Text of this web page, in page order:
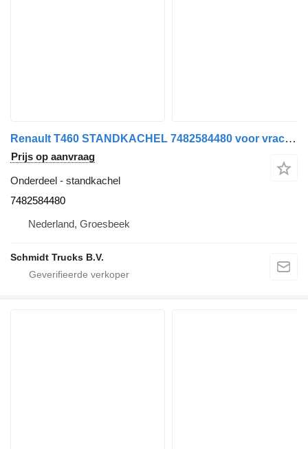
Renault T460 STANDKACHEL 7482584480 voor vrachtwagen
Prijs op aanvraag
Onderdeel - standkachel
7482584480
Nederland, Groesbeek
Schmidt Trucks B.V.